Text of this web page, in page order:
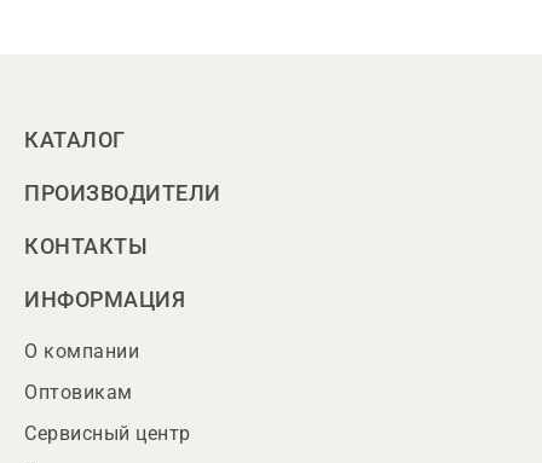
КАТАЛОГ
ПРОИЗВОДИТЕЛИ
КОНТАКТЫ
ИНФОРМАЦИЯ
О компании
Оптовикам
Сервисный центр